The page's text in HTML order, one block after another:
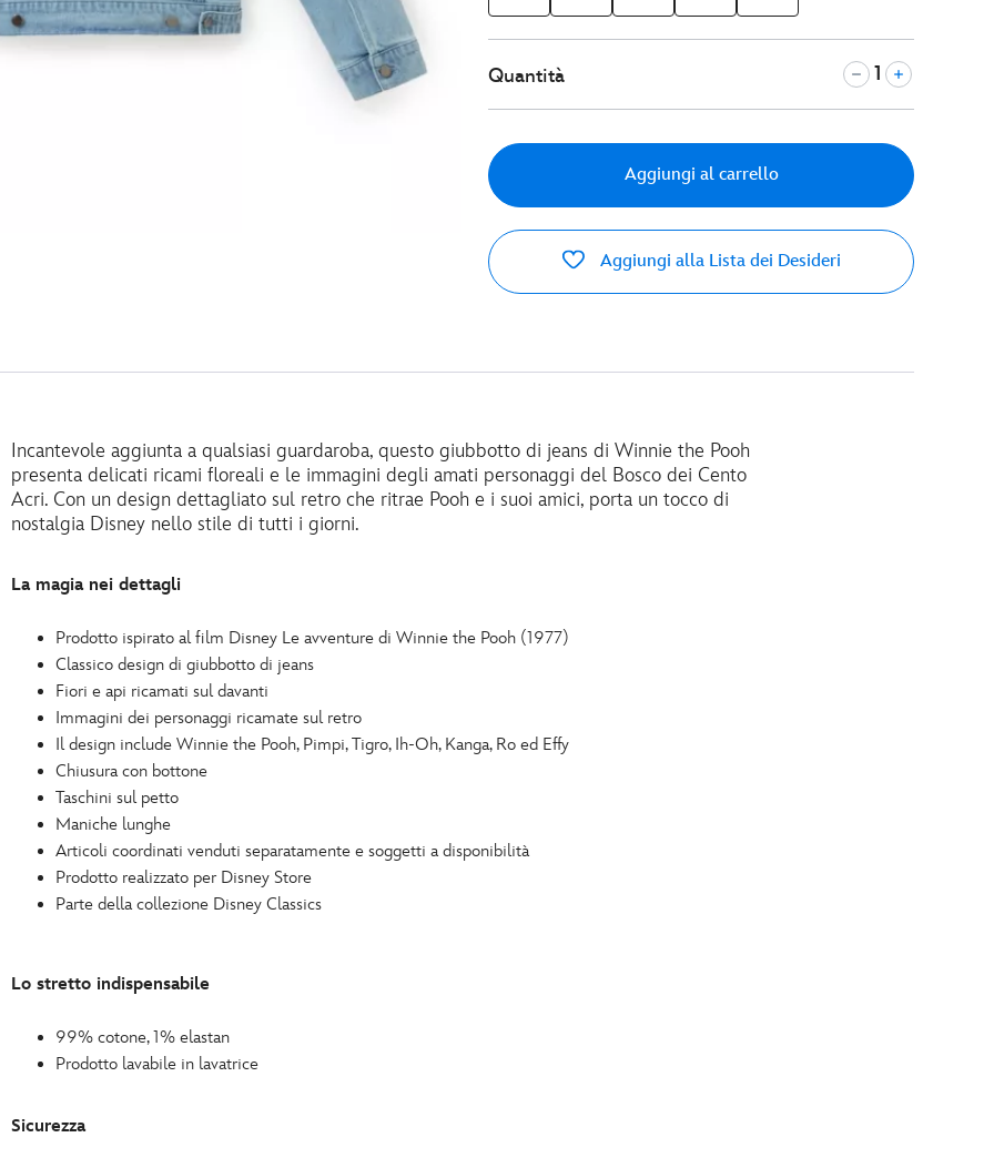
Quantità
Aggiungi al carrello
Aggiungi alla Lista dei Desideri
Incantevole aggiunta a qualsiasi guardaroba, questo giubbotto di jeans di Winnie the Pooh
presenta delicati ricami floreali e le immagini degli amati personaggi del Bosco dei Cento
Acri. Con un design dettagliato sul retro che ritrae Pooh e i suoi amici, porta un tocco di
nostalgia Disney nello stile di tutti i giorni.
La magia nei dettagli
Prodotto ispirato al film Disney Le avventure di Winnie the Pooh (1977)
Classico design di giubbotto di jeans
Fiori e api ricamati sul davanti
Immagini dei personaggi ricamate sul retro
Il design include Winnie the Pooh, Pimpi, Tigro, Ih-Oh, Kanga, Ro ed Effy
Chiusura con bottone
Taschini sul petto
Maniche lunghe
Articoli coordinati venduti separatamente e soggetti a disponibilità
Prodotto realizzato per Disney Store
Parte della collezione Disney Classics
Lo stretto indispensabile
99% cotone, 1% elastan
Prodotto lavabile in lavatrice
Sicurezza